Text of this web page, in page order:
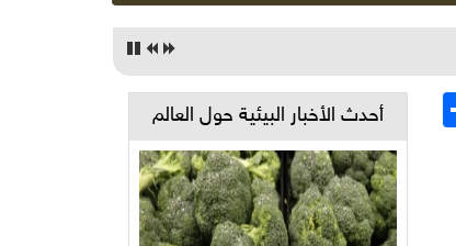
أحدث الأخبار البيئية حول العالم